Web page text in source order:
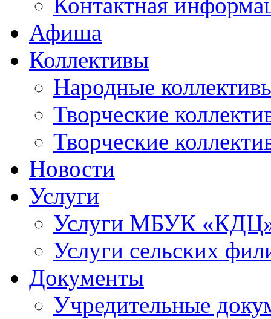
Контактная
Афиша
Коллективы
Народные
Творческие
Творческие
Новости
Услуги
Услуги МБУК
Услуги сельских
Документы
Учредительные